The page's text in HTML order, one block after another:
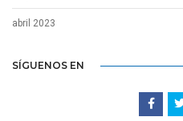
abril 2023
SÍGUENOS EN